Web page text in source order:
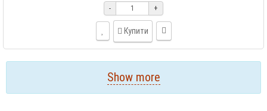
- +
Купити
Show more